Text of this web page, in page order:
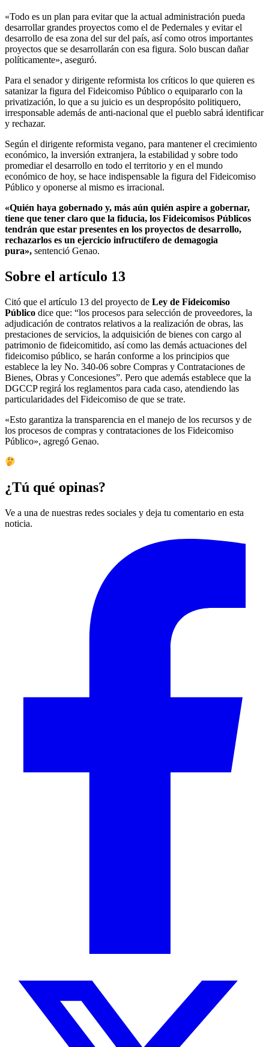
«Todo es un plan para evitar que la actual administración pueda
desarrollar grandes proyectos como el de Pedernales y evitar el
desarrollo de esa zona del sur del país, así como otros importantes
proyectos que se desarrollarán con esa figura. Solo buscan dañar
políticamente», aseguró.
Para el senador y dirigente reformista los críticos lo que quieren es
satanizar la figura del Fideicomiso Público o equipararlo con la
privatización, lo que a su juicio es un despropósito politiquero,
irresponsable además de anti-nacional que el pueblo sabrá identificar
y rechazar.
Según el dirigente reformista vegano, para mantener el crecimiento
económico, la inversión extranjera, la estabilidad y sobre todo
promediar el desarrollo en todo el territorio y en el mundo
económico de hoy, se hace indispensable la figura del Fideicomiso
Público y oponerse al mismo es irracional.
«Quién haya gobernado y, más aún quién aspire a gobernar,
tiene que tener claro que la fiducia, los Fideicomisos Públicos
tendrán que estar presentes en los proyectos de desarrollo,
rechazarlos es un ejercicio infructífero de demagogia
pura», sentenció Genao.
Sobre el artículo 13
Citó que el artículo 13 del proyecto de Ley de Fideicomiso
Público dice que: “los procesos para selección de proveedores, la
adjudicación de contratos relativos a la realización de obras, las
prestaciones de servicios, la adquisición de bienes con cargo al
patrimonio de fideicomitido, así como las demás actuaciones del
fideicomiso público, se harán conforme a los principios que
establece la ley No. 340-06 sobre Compras y Contrataciones de
Bienes, Obras y Concesiones”. Pero que además establece que la
DGCCP regirá los reglamentos para cada caso, atendiendo las
particularidades del Fideicomiso de que se trate.
«Esto garantiza la transparencia en el manejo de los recursos y de
los procesos de compras y contrataciones de los Fideicomiso
Público», agregó Genao.
¿Tú qué opinas?
Ve a una de nuestras redes sociales y deja tu comentario en esta
noticia.